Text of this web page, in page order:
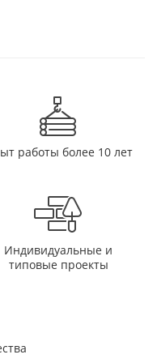
работы более 10 лет
Индивидуальные и
типовые проекты